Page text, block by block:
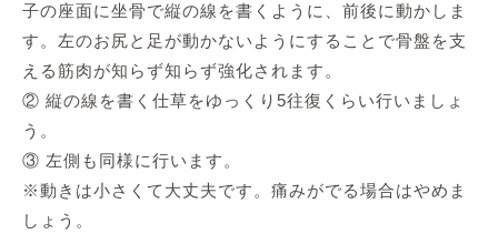
子の座面に坐骨で縦の線を書くように、前後に動かしま
す。左のお尻と足が動かないようにすることで骨盤を支
える筋肉が知らず知らず強化されます。
② 縦の線を書く仕草をゆっくり5往復くらい行いましょ
う。
③ 左側も同様に行います。
※動きは小さくて大丈夫です。痛みがでる場合はやめま
しょう。